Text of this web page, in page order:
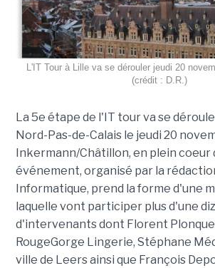
L'IT Tour à Lille va se dérouler jeudi 20
(crédit : D.R.)
La 5e étape de l'IT tour va se
Nord-Pas-de-Calais le jeudi 20
Inkermann/Châtillon, en plein coeur
événement, organisé par la
Informatique, prend la forme d'une
laquelle vont participer plus d'une
d'intervenants dont Florent
RougeGorge Lingerie, Stéphane
ville de Leers ainsi que François